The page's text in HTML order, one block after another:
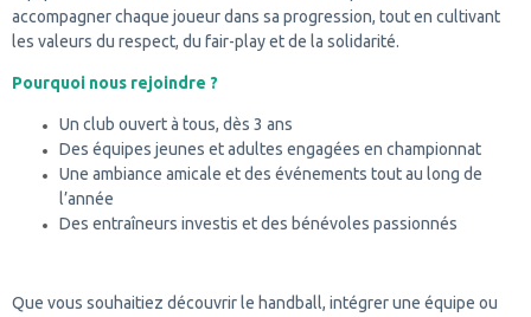
accompagner chaque joueur dans sa progression, tout en cultivant
les valeurs du respect, du fair-play et de la solidarité.
Pourquoi nous rejoindre ?
Un club ouvert à tous, dès 3 ans
Des équipes jeunes et adultes engagées en championnat
Une ambiance amicale et des événements tout au long de
l’année
Des entraîneurs investis et des bénévoles passionnés
Que vous souhaitiez découvrir le handball, intégrer une équipe ou